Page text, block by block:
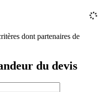
dont partenaires de
du devis